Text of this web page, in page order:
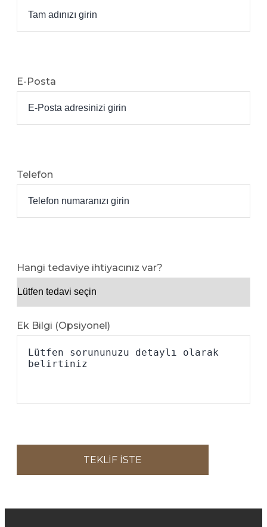
E-Posta
Telefon
Hangi tedaviye ihtiyacınız var?
Ek Bilgi (Opsiyonel)